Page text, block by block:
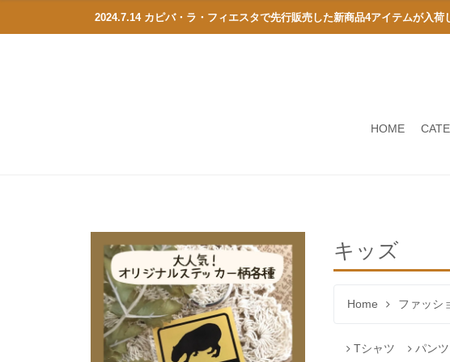
2024.7.14 カピバ・ラ・フィエスタで先行販売した新商品4アイテムが入荷
HOME
キッズ
Home ファッシ
Tシャツ パン